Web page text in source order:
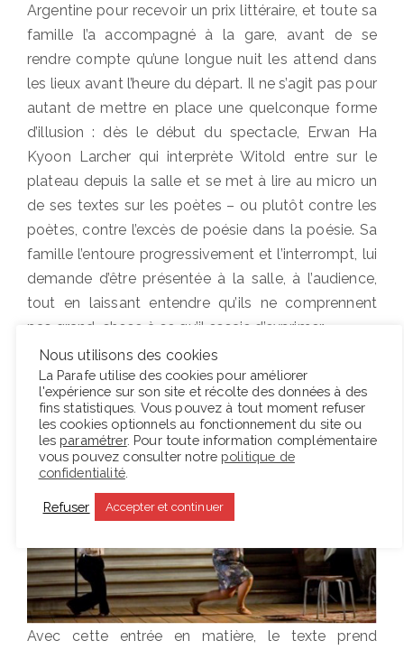
Argentine pour recevoir un prix littéraire, et toute sa
famille l’a accompagné à la gare, avant de se
rendre compte qu’une longue nuit les attend dans
les lieux avant l’heure du départ. Il ne s’agit pas pour
autant de mettre en place une quelconque forme
d’illusion : dès le début du spectacle, Erwan Ha
Kyoon Larcher qui interprète Witold entre sur le
plateau depuis la salle et se met à lire au micro un
de ses textes sur les poètes – ou plutôt contre les
poètes, contre l’excès de poésie dans la poésie. Sa
famille l’entoure progressivement et l’interrompt, lui
demande d’être présentée à la salle, à l’audience,
tout en laissant entendre qu’ils ne comprennent
pas grand-chose à ce qu’il essaie d’exprimer.
Avec cette entrée en matière, le texte prend
Nous utilisons des cookies
La Parafe utilise des cookies pour améliorer
l'expérience sur son site et récolte des données à des
fins statistiques. Vous pouvez à tout moment refuser
les cookies optionnels au fonctionnement du site ou
les paramétrer. Pour toute information complémentaire
vous pouvez consulter notre politique de
confidentialité.
Refuser Accepter et continuer